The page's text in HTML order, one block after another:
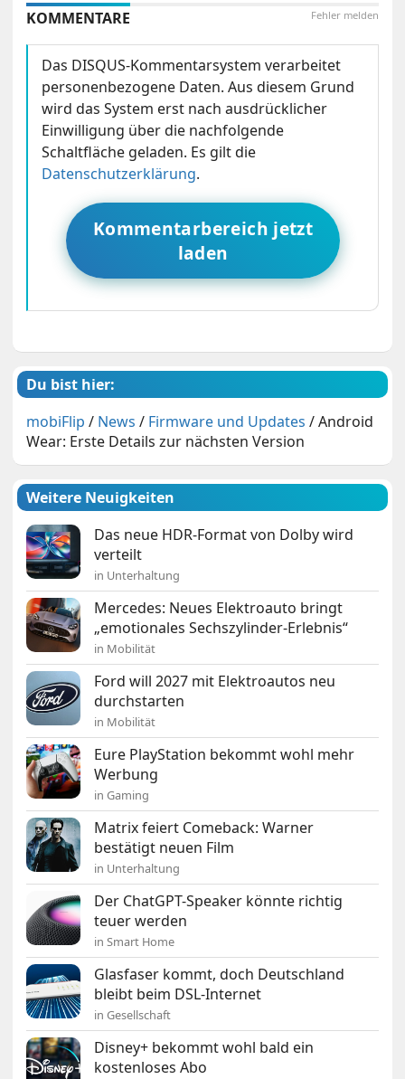
Fehler melden
KOMMENTARE
Das DISQUS-Kommentarsystem verarbeitet
personenbezogene Daten. Aus diesem Grund
wird das System erst nach ausdrücklicher
Einwilligung über die nachfolgende
Schaltfläche geladen. Es gilt die
Datenschutzerklärung.
Kommentarbereich jetzt
laden
Du bist hier:
mobiFlip / News / Firmware und Updates /Android
Wear: Erste Details zur nächsten Version
Weitere Neuigkeiten
Das neue HDR-Format von Dolby wird
verteilt
in Unterhaltung
Mercedes: Neues Elektroauto bringt
„emotionales Sechszylinder-Erlebnis“
in Mobilität
Ford will 2027 mit Elektroautos neu
durchstarten
in Mobilität
Eure PlayStation bekommt wohl mehr
Werbung
in Gaming
Matrix feiert Comeback: Warner
bestätigt neuen Film
in Unterhaltung
Der ChatGPT-Speaker könnte richtig
teuer werden
in Smart Home
Glasfaser kommt, doch Deutschland
bleibt beim DSL-Internet
in Gesellschaft
Disney+ bekommt wohl bald ein
kostenloses Abo